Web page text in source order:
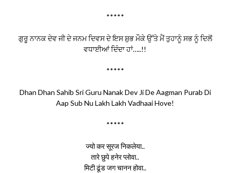
*****
ਗੁਰੂ ਨਾਨਕ ਦੇਵ ਜੀ ਦੇ ਜਨਮ ਦਿਵਸ ਦੇ ਇਸ ਸ਼ੁਭ ਮੌਕੇ ਉੱਤੇ ਮੈਂ ਤੁਹਾਨੂੰ ਸਭ ਨੂੰ ਦਿਲੋਂ
ਵਧਾਈਆਂ ਦਿੰਦਾ ਹਾਂ…..!!
*****
Dhan Dhan Sahib Sri Guru Nanak Dev Ji De Aagman Purab Di
Aap Sub Nu Lakh Lakh Vadhaai Hove!
*****
ज्यो कर सूरज निकलेया..
तारे छुपे हनेर प्लोवा..
मिटी ढूंड जग चानन होवा..